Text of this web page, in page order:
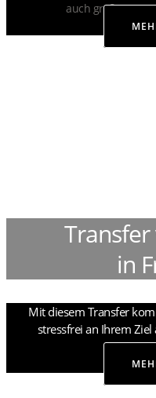
auch große
Transfer
in
Mit diesem Transfer
stressfrei an Ihrem